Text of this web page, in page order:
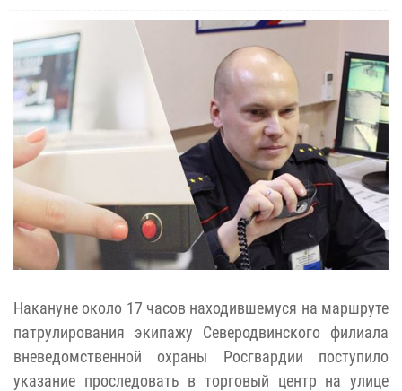
Накануне около 17 часов находившемуся на маршруте
патрулирования экипажу Северодвинского филиала
вневедомственной охраны Росгвардии поступило
указание проследовать в торговый центр на улице